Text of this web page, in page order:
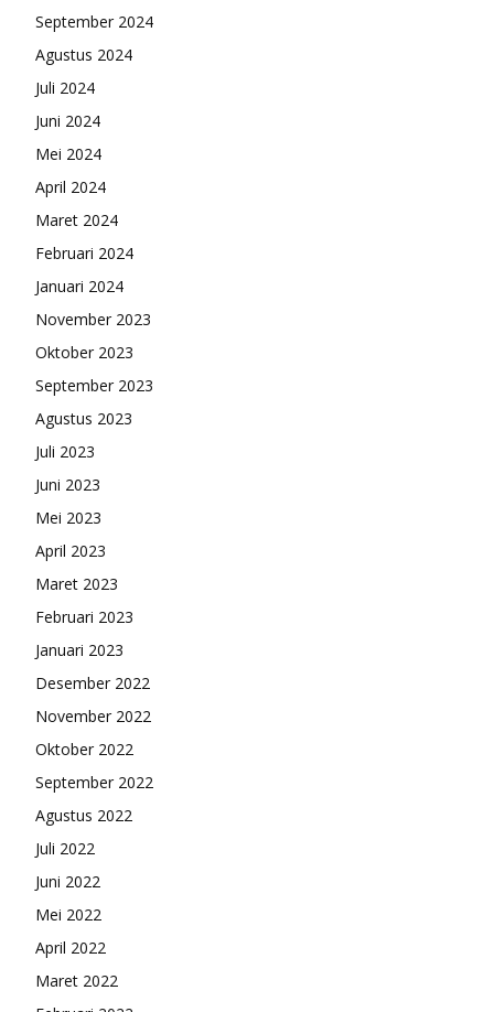
September 2024
Agustus 2024
Juli 2024
Juni 2024
Mei 2024
April 2024
Maret 2024
Februari 2024
Januari 2024
November 2023
Oktober 2023
September 2023
Agustus 2023
Juli 2023
Juni 2023
Mei 2023
April 2023
Maret 2023
Februari 2023
Januari 2023
Desember 2022
November 2022
Oktober 2022
September 2022
Agustus 2022
Juli 2022
Juni 2022
Mei 2022
April 2022
Maret 2022